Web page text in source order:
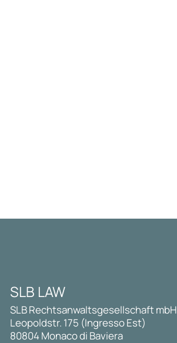
SLB LAW
SLB Rechtsanwaltsgesellschaft mbH
Leopoldstr. 175 (Ingresso Est)
80804 Monaco di Baviera